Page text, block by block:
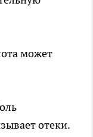
может
отеки.